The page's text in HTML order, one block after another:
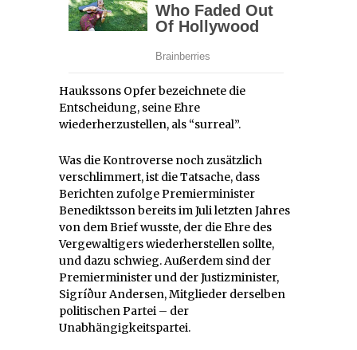
Haukssons Opfer bezeichnete die
Entscheidung, seine Ehre
wiederherzustellen, als “surreal”.
Was die Kontroverse noch zusätzlich
verschlimmert, ist die Tatsache, dass
Berichten zufolge Premierminister
Benediktsson bereits im Juli letzten Jahres
von dem Brief wusste, der die Ehre des
Vergewaltigers wiederherstellen sollte,
und dazu schwieg. Außerdem sind der
Premierminister und der Justizminister,
Sigríður Andersen, Mitglieder derselben
politischen Partei – der
Unabhängigkeitspartei.